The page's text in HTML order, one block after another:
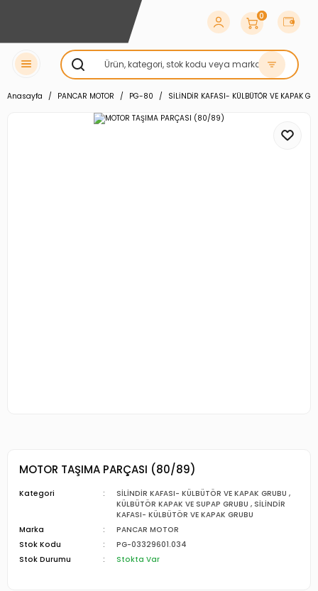
0
Anasayfa PANCAR MOTOR PG-80 SİLİNDİR KAFASI- KÜLBÜTÖR VE KAPAK
MOTOR TAŞIMA PARÇASI (80/89)
Kategori SİLİNDİR KAFASI- KÜLBÜTÖR VE KAPAK GRUBU ,
KÜLBÜTÖR KAPAK VE SUPAP GRUBU , SİLİNDİR
KAFASI- KÜLBÜTÖR VE KAPAK GRUBU
Marka
PANCAR MOTOR
Stok Kodu
PG-03329601.034
Stok Durumu
Stokta Var